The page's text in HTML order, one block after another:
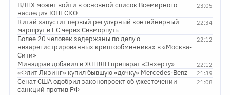
23:05
ВДНХ может войти в основной список Всемирного
наследия ЮНЕСКО
22:34
Китай запустит первый регулярный контейнерный
маршрут в ЕС через Севморпуть
22:12
Более 20 человек задержаны по делу о
незарегистрированных криптообменниках в «Москва-
Сити»
22:12
Минздрав добавил в ЖНВЛП препарат «Энхерту»
21:39
«Флит Лизинг» купил бывшую «дочку» Mercedes-Benz
21:08
Сенат США одобрил законопроект об ужесточении
санкций против РФ